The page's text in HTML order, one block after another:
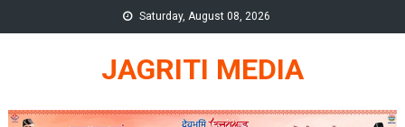
to
Saturday, August 08, 2026
JAGRITI MEDIA